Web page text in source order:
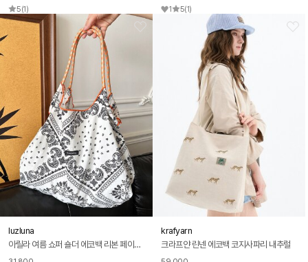
5(1) 1 5(1)
luzluna
아릴라 여름 쇼퍼 숄더 에코백 리본 페이즐리 비치 로프 가방
krafyarn
크라프얀 린넨 에코백 코지사파리 내추럴